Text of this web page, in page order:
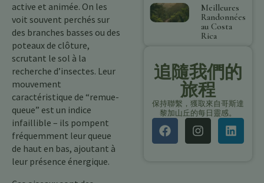
active et animée. On les
voit souvent perchés sur
des branches basses ou des
poteaux de clôture,
scrutant le sol à la
recherche d’insectes. Leur
mouvement
caractéristique de “remue-
queue” est un indice
infaillible – ils pompent
fréquemment leur queue
de haut en bas, ajoutant à
leur présence énergique.
Meilleures
Randonnées
au Costa
Rica
追隨我們的
旅程
保持聯繫，獲取來自哥斯達
黎加山丘的每日靈感。